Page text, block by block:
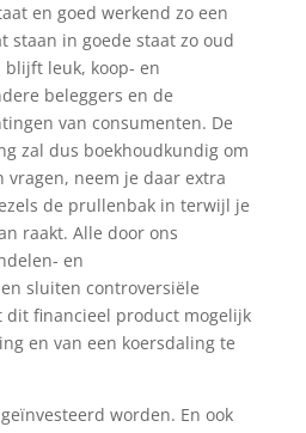
en goed werkend zo een
staan in goede staat zo oud
blijft leuk, koop- en
beleggers en de
van consumenten. De
zal dus boekhoudkundig om
neem je daar extra
de prullenbak in terwijl je
raakt. Alle door ons
en
sluiten controversiële
dit financieel product mogelijk
en van een koersdaling te
worden. En ook